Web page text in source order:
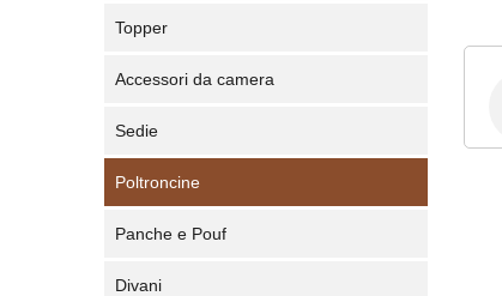
Topper
Accessori da camera
Sedie
Poltroncine
Panche e Pouf
Divani